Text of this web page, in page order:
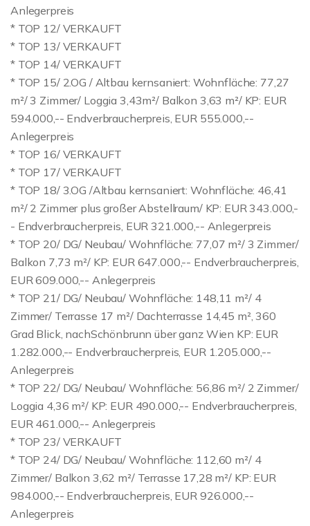
Anlegerpreis
* TOP 12/ VERKAUFT
* TOP 13/ VERKAUFT
* TOP 14/ VERKAUFT
* TOP 15/ 2.OG / Altbau kernsaniert: Wohnfläche: 77,27
m²/ 3 Zimmer/ Loggia 3,43m²/ Balkon 3,63 m²/ KP: EUR
594.000,-- Endverbraucherpreis, EUR 555.000,--
Anlegerpreis
* TOP 16/ VERKAUFT
* TOP 17/ VERKAUFT
* TOP 18/ 3.OG /Altbau kernsaniert: Wohnfläche: 46,41
m²/ 2 Zimmer plus großer Abstellraum/ KP: EUR 343.000,-
- Endverbraucherpreis, EUR 321.000,-- Anlegerpreis
* TOP 20/ DG/ Neubau/ Wohnfläche: 77,07 m²/ 3 Zimmer/
Balkon 7,73 m²/ KP: EUR 647.000,-- Endverbraucherpreis,
EUR 609.000,-- Anlegerpreis
* TOP 21/ DG/ Neubau/ Wohnfläche: 148,11 m²/ 4
Zimmer/ Terrasse 17 m²/ Dachterrasse 14,45 m², 360
Grad Blick, nachSchönbrunn über ganz Wien KP: EUR
1.282.000,-- Endverbraucherpreis, EUR 1.205.000,--
Anlegerpreis
* TOP 22/ DG/ Neubau/ Wohnfläche: 56,86 m²/ 2 Zimmer/
Loggia 4,36 m²/ KP: EUR 490.000,-- Endverbraucherpreis,
EUR 461.000,-- Anlegerpreis
* TOP 23/ VERKAUFT
* TOP 24/ DG/ Neubau/ Wohnfläche: 112,60 m²/ 4
Zimmer/ Balkon 3,62 m²/ Terrasse 17,28 m²/ KP: EUR
984.000,-- Endverbraucherpreis, EUR 926.000,--
Anlegerpreis